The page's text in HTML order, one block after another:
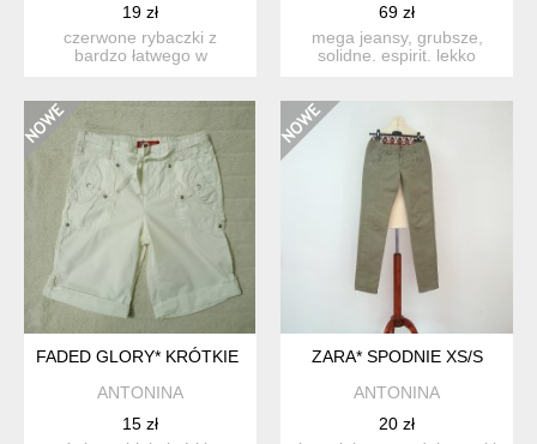
19 zł
czerwone rybaczki z
bardzo łatwego w
69 zł
mega jeansy, grubsze,
solidne. espirit. lekko
FADED GLORY* KRÓTKIE BIAŁE SPODENKI DLA
ANTONINA
15 zł
ZARA* SPODNIE XS/S
ANTONINA
20 zł